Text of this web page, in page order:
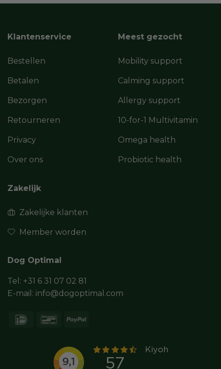
Klantenservice
Bestellen
Betalen
Bezorgen
Retourneren
Privacy
Over ons
Meest gezocht
Mobility support
Calming support
Allergy support
10-for-1 Multivitamin
Omega health
Probiotic health
Zakelijk
Zakelijke klanten
Member worden
Dog Optimal
Tel: +31 6 31 07 02 81
E-mail: info@dogoptimal.com
IDeal Bancontact
PayPal